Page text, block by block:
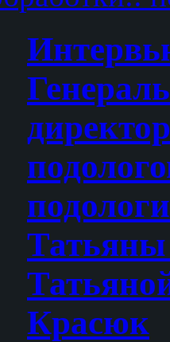
Красюк